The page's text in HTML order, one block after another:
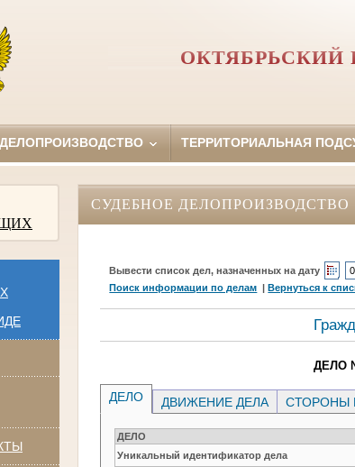
ОКТЯБРЬСКИЙ
ТЕРРИТОРИАЛЬНАЯ
СУДЕБНОЕ ДЕЛОПРОИЗВОДСТВО
Вывести список дел, назначенных на дату
Поиск информации по делам |Вернуться к
ДЕЛО №
ДЕЛО ДВИЖЕНИЕ ДЕЛА СТОРОНЫ
ДЕЛО
Уникальный идентификатор дела